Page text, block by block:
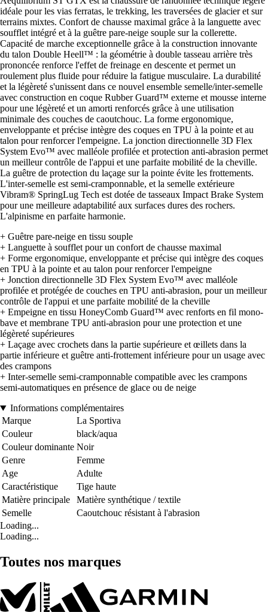
idéale pour les vias ferratas, le trekking, les traversées de glacier et sur
terrains mixtes. Confort de chausse maximal grâce à la languette avec
soufflet intégré et à la guêtre pare-neige souple sur la collerette.
Capacité de marche exceptionnelle grâce à la construction innovante
du talon Double Heell™ : la géométrie à double tasseau arrière très
prononcée renforce l'effet de freinage en descente et permet un
roulement plus fluide pour réduire la fatigue musculaire. La durabilité
et la légèreté s'unissent dans ce nouvel ensemble semelle/inter-semelle
avec construction en coque Rubber Guard™ externe et mousse interne
pour une légèreté et un amorti renforcés grâce à une utilisation
minimale des couches de caoutchouc. La forme ergonomique,
enveloppante et précise intègre des coques en TPU à la pointe et au
talon pour renforcer l'empeigne. La jonction directionnelle 3D Flex
System Evo™ avec malléole profilée et protection anti-abrasion permet
un meilleur contrôle de l'appui et une parfaite mobilité de la cheville.
La guêtre de protection du laçage sur la pointe évite les frottements.
L'inter-semelle est semi-cramponnable, et la semelle extérieure
Vibram® SpringLug Tech est dotée de tasseaux Impact Brake System
pour une meilleure adaptabilité aux surfaces dures des rochers.
L'alpinisme en parfaite harmonie.
+ Guêtre pare-neige en tissu souple
+ Languette à soufflet pour un confort de chausse maximal
+ Forme ergonomique, enveloppante et précise qui intègre des coques
en TPU à la pointe et au talon pour renforcer l'empeigne
+ Jonction directionnelle 3D Flex System Evo™ avec malléole
profilée et protégée de couches en TPU anti-abrasion, pour un meilleur
contrôle de l'appui et une parfaite mobilité de la cheville
+ Empeigne en tissu HoneyComb Guard™ avec renforts en fil mono-
bave et membrane TPU anti-abrasion pour une protection et une
légèreté supérieures
+ Laçage avec crochets dans la partie supérieure et œillets dans la
partie inférieure et guêtre anti-frottement inférieure pour un usage avec
des crampons
+ Inter-semelle semi-cramponnable compatible avec les crampons
semi-automatiques en présence de glace ou de neige
Informations complémentaires
Marque
La Sportiva
Couleur
black/aqua
Couleur dominante Noir
Genre
Femme
Age
Adulte
Caractéristique
Tige haute
Matière principale
Matière synthétique / textile
Semelle
Caoutchouc résistant à l'abrasion
Loading...
Loading...
Toutes nos marques